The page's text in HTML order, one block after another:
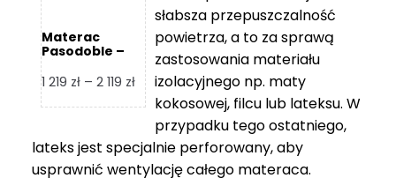
Materac
Pasodoble –
1 219 zł – 2 119 złZakres
cen:
1
219 zł
do
słabsza przepuszczalność
powietrza, a to za sprawą
zastosowania materiału
izolacyjnego np. maty
kokosowej, filcu lub lateksu. W
przypadku tego ostatniego,
lateks jest specjalnie perforowany, aby
usprawnić wentylację całego materaca.